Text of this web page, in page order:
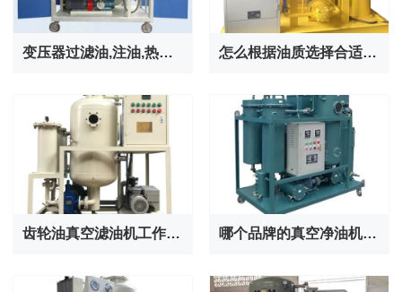
变压器过滤油,注油,热油注意事项及要求 怎么根据油质选择合适的滤油机？
齿轮油真空滤油机工作原理：带来了哪些便利？ 哪个品牌的真空净油机比较好？